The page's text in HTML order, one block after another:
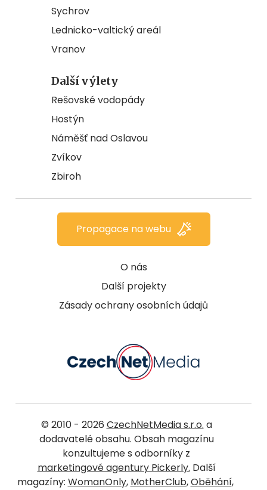
Sychrov
Lednicko-valtický areál
Vranov
Další výlety
Rešovské vodopády
Hostýn
Náměšť nad Oslavou
Zvíkov
Zbiroh
O nás
Další projekty
Zásady ochrany osobních údajů
Propagace na webu
© 2010 - 2026 CzechNetMedia s.r.o. a
dodavatelé obsahu. Obsah magazínu
konzultujeme s odborníky z
marketingové agentury Pickerly. Další
magazíny: WomanOnly, MotherClub,Oběhání,